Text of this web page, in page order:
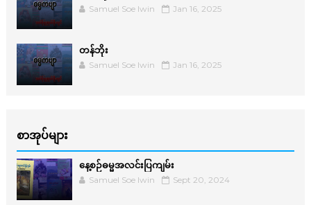
Samuel Soe lwin Jan 16, 2025
တန်ဘိုး
Samuel Soe lwin Jan 16, 2025
စာအုပ်များ
နေ့စဉ်ဓမ္မအလင်းပြကျမ်း
Samuel Soe lwin Sept 20, 2024